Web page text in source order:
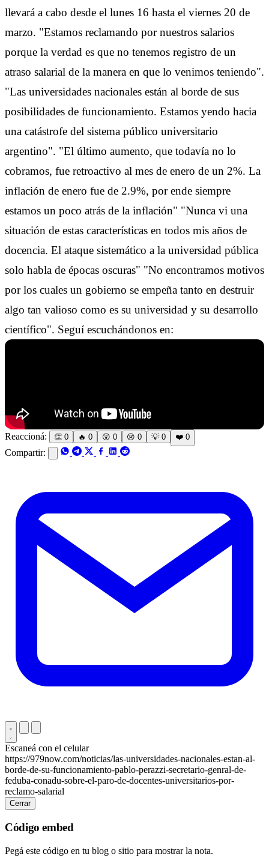
llevará a cabo desde el lunes 16 hasta el viernes 20 de
marzo. "Estamos reclamando por nuestros salarios
porque la verdad es que no tenemos registro de un
atraso salarial de la manera en que lo venimos teniendo".
"Las universidades nacionales están al borde de sus
posibilidades de funcionamiento. Estamos yendo hacia
una catástrofe del sistema público universitario
argentino". "El último aumento, que todavía no lo
cobramos, fue retroactivo al mes de enero de un 2%. La
inflación de enero fue de 2.9%, por ende siempre
estamos un poco atrás de la inflación" "Nunca vi una
situación de estas características en todos mis años de
docencia. El ataque sistemático a la universidad pública
solo habla de épocas oscuras" "No encontramos motivos
por los cuales un gobierno se empeña tanto en destruir
algo tan valioso como es su universidad y su desarrollo
científico". Seguí escuchándonos en:
Reaccioná: 👏 0 🔥 0 😲 0 😢 0 💡 0 ❤️ 0
Compartir:
Escaneá con el celular
https://979now.com/noticias/las-universidades-nacionales-estan-al-
borde-de-su-funcionamiento-pablo-perazzi-secretario-genral-de-
feduba-conadu-sobre-el-paro-de-docentes-universitarios-por-
reclamo-salarial
Cerrar
Código embed
Pegá este código en tu blog o sitio para mostrar la nota.